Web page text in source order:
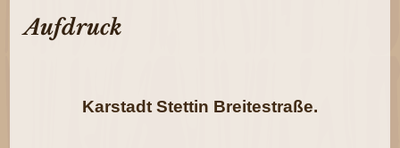
Aufdruck
Karstadt Stettin Breitestraße.